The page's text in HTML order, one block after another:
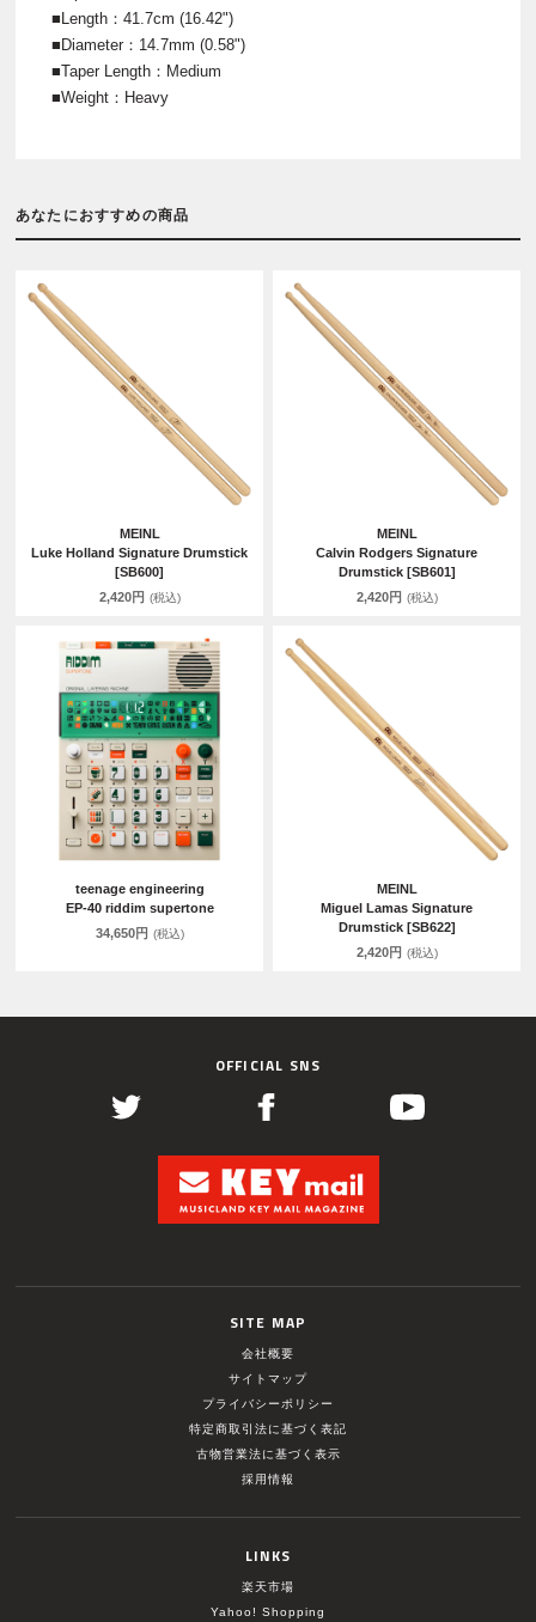
■Length：41.7cm (16.42")
■Diameter：14.7mm (0.58")
■Taper Length：Medium
■Weight：Heavy
あなたにおすすめの商品
MEINL
Luke Holland Signature Drumstick
[SB600]
2,420円 (税込)
MEINL
Calvin Rodgers Signature
Drumstick [SB601]
2,420円 (税込)
teenage engineering
EP-40 riddim supertone
34,650円 (税込)
MEINL
Miguel Lamas Signature
Drumstick [SB622]
2,420円 (税込)
OFFICIAL SNS
SITE MAP
会社概要
サイトマップ
プライバシーポリシー
特定商取引法に基づく表記
古物営業法に基づく表示
採用情報
LINKS
楽天市場
Yahoo! Shopping